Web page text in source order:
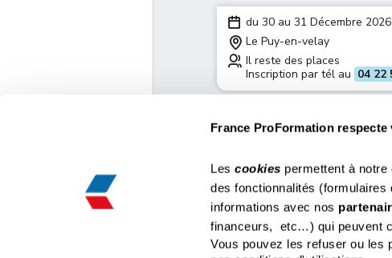
France ProFormation respecte
Lescookies permettent à notre
des fonctionnalités
informations avec nos
financeurs, etc…) qui peuvent
Vous pouvez les refuser ou les
du 30 au 31 Décembre 2026
Le Puy-en-velay
Il reste des places
Inscription par tél au 04 22
France Proformation
Espace Coralia, 424 Rue de Lisbonne, Bâtiment A
83500 La Seyne sur Mer
contact@france-proformation.fr
Nous
01 85 37 37 37
02 61 79 01 13
03 74 79 02 20
04 22 59 60 70
05 86 28 02 51